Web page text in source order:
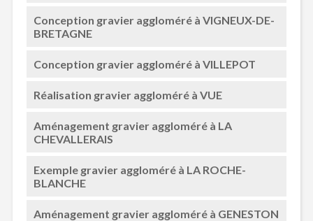
Conception gravier aggloméré à VIGNEUX-DE-
BRETAGNE
Conception gravier aggloméré à VILLEPOT
Réalisation gravier aggloméré à VUE
Aménagement gravier aggloméré à LA
CHEVALLERAIS
Exemple gravier aggloméré à LA ROCHE-
BLANCHE
Aménagement gravier aggloméré à GENESTON